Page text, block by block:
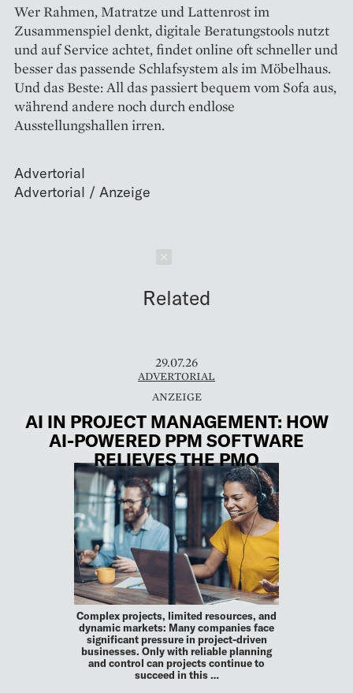
Wer Rahmen, Matratze und Lattenrost im
Zusammenspiel denkt, digitale Beratungstools nutzt
und auf Service achtet, findet online oft schneller und
besser das passende Schlafsystem als im Möbelhaus.
Und das Beste: All das passiert bequem vom Sofa aus,
während andere noch durch endlose
Ausstellungshallen irren.
Advertorial
Related
29.07.26
ADVERTORIAL
AI IN PROJECT MANAGEMENT: HOW
AI-POWERED PPM SOFTWARE
RELIEVES THE PMO
Complex projects, limited resources, and
dynamic markets: Many companies face
significant pressure in project-driven
businesses. Only with reliable planning
and control can projects continue to
succeed in this …